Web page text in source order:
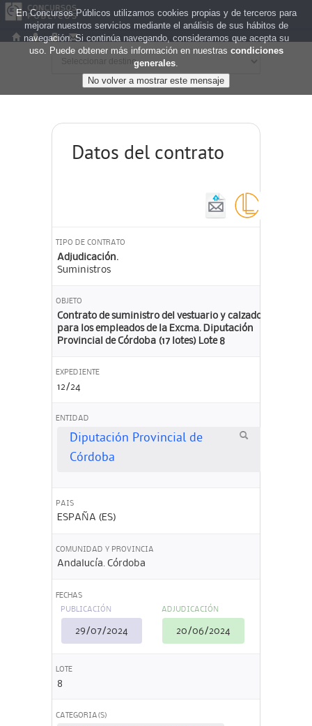
Datos del contrato
TIPO DE CONTRATO
Adjudicación.
Suministros
OBJETO
Contrato de suministro del vestuario y calzado
para los empleados de la Excma. Diputación
Provincial de Córdoba (17 lotes) Lote 8
EXPEDIENTE
12/24
ENTIDAD
Diputación Provincial de
Córdoba
PAIS
ESPAÑA (ES)
COMUNIDAD Y PROVINCIA
Andalucía. Córdoba
FECHAS
PUBLICACIÓN
29/07/2024
ADJUDICACIÓN
20/06/2024
LOTE
8
CATEGORIA(S)
En Concursos Públicos utilizamos cookies propias y de terceros para
mejorar nuestros servicios mediante el análisis de sus hábitos de
navegación. Si continúa navegando, consideramos que acepta su
uso. Puede obtener más información en nuestras condiciones
generales.